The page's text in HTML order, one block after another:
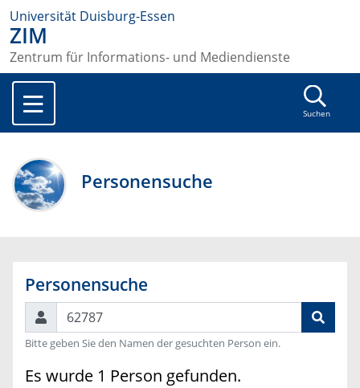
Universität Duisburg-Essen
ZIM
Zentrum für Informations- und Mediendienste
Suchen
Personensuche
Personensuche
Suchen
Bitte geben Sie den Namen der gesuchten Person ein.
Es wurde 1 Person gefunden.